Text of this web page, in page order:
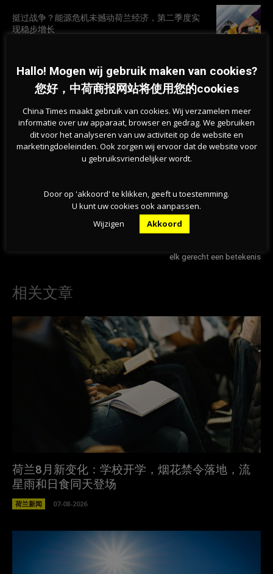
挺过战争？能源危机未撼动荷兰经济，第二季度实
现稳步增长
旱情持续加剧，莱茵河洛比特水位创新低，荷兰拒
绝全国统一行动
elk gerecht een betekenis
相关文章
荷兰8月新变化：学校开学，烟花禁令落地，流
星雨和日食同天登场
荷兰新闻 07-08-2026
Hallo! Mogen wij gebruik maken van cookies?
您好，中荷商报网站将使用您的cookies
China Times maakt gebruik van cookies. Wij verzamelen meer
informatie over uw apparaat, browser en gedrag. We gebruiken
dit voor het analyseren van uw activiteit op de website en
marketingdoeleinden. Ook zorgen wij ervoor dat de website voor
u gebruiksvriendelijker wordt.
Door op 'akkoord' te klikken, geeft u toestemming.
U kunt uw cookies ook aanpassen.
Wijzigen
Akkoord